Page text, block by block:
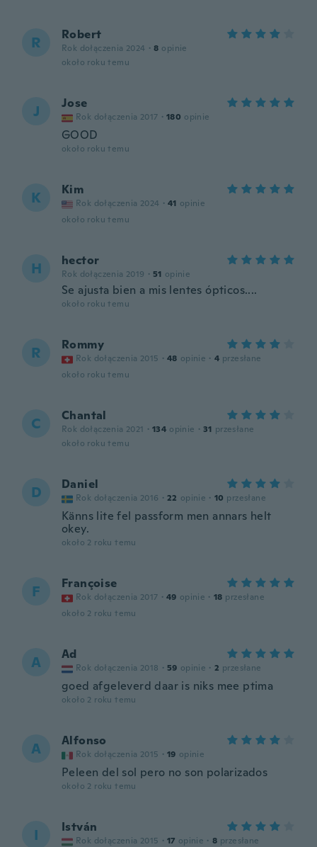
R Robert
Rok dołączenia 2024 · 8 opinie
około roku temu
J Jose
Rok dołączenia 2017 · 180 opinie
GOOD
około roku temu
K Kim
Rok dołączenia 2024 · 41 opinie
około roku temu
H hector
Rok dołączenia 2019 · 51 opinie
Se ajusta bien a mis lentes ópticos....
około roku temu
R Rommy
Rok dołączenia 2015 · 48 opinie · 4 przesłane
około roku temu
C Chantal
Rok dołączenia 2021 · 134 opinie · 31 przesłane
około roku temu
D Daniel
Rok dołączenia 2016 · 22 opinie · 10 przesłane
Känns lite fel passform men annars helt
okey.
około 2 roku temu
F Françoise
Rok dołączenia 2017 · 49 opinie · 18 przesłane
około 2 roku temu
A Ad
Rok dołączenia 2018 · 59 opinie · 2 przesłane
goed afgeleverd daar is niks mee ptima
około 2 roku temu
A Alfonso
Rok dołączenia 2015 · 19 opinie
Peleen del sol pero no son polarizados
około 2 roku temu
I István
Rok dołączenia 2015 · 17 opinie · 8 przesłane